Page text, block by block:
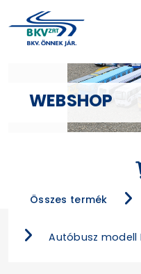
WEBSHOP
Összes termék
Autóbusz modell